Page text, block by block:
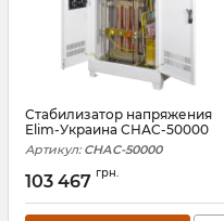
Стабилизатор напряжения
Elim-Украина СНАC-50000
Артикул: СНАC-50000
103 467 грн.